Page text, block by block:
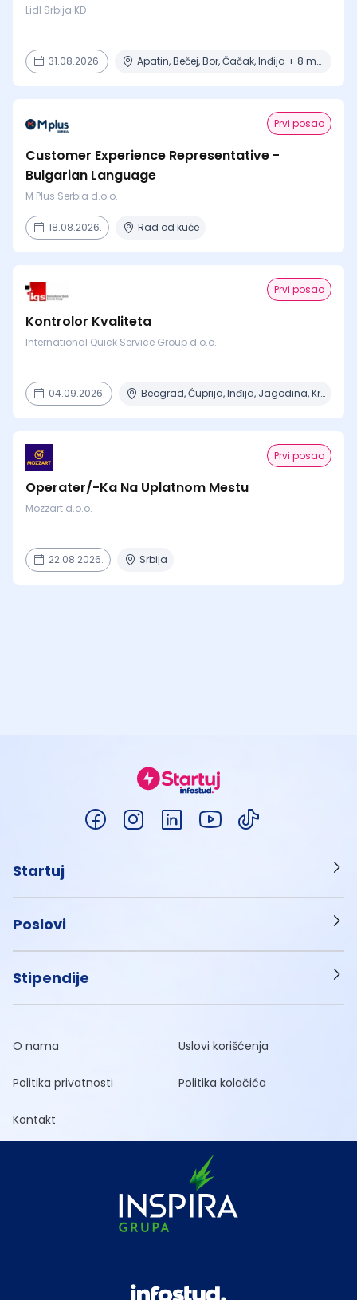
Lidl Srbija KD
31.08.2026. Apatin, Bečej, Bor, Čačak, Inđija + 8 mesta
Prvi posao
Customer Experience Representative -
Bulgarian Language
M Plus Serbia d.o.o.
18.08.2026. Rad od kuće
Prvi posao
Kontrolor Kvaliteta
International Quick Service Group d.o.o.
04.09.2026. Beograd, Ćuprija, Inđija, Jagodina, Kragujevac + 14 mesta
Prvi posao
Operater/-Ka Na Uplatnom Mestu
Mozzart d.o.o.
22.08.2026. Srbija
Startuj
Poslovi
Stipendije
O nama Uslovi korišćenja
Politika privatnosti Politika kolačića
Kontakt